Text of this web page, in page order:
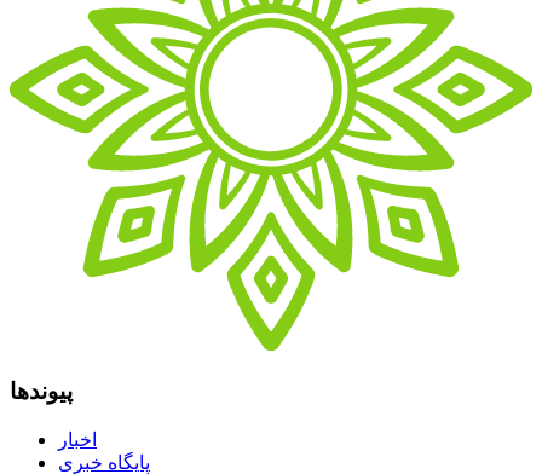
پیوندها
اخبار
پایگاه خبری